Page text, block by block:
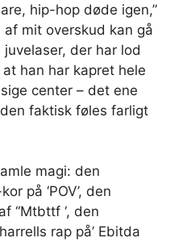
hip-hop døde igen,”
af mit overskud kan gå
der har lod
han har kapret hele
center – det ene
faktisk føles farligt
magi: den
på ‘POV’, den
“Mtbttf ‘, den
rap på’ Ebitda